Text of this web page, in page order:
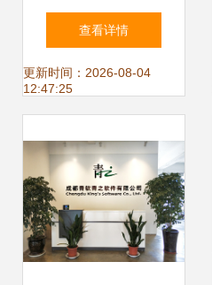
科技拟融资14.86
亿元，聚焦软件技
查看详情
更新时间：2026-08-04
12:47:25